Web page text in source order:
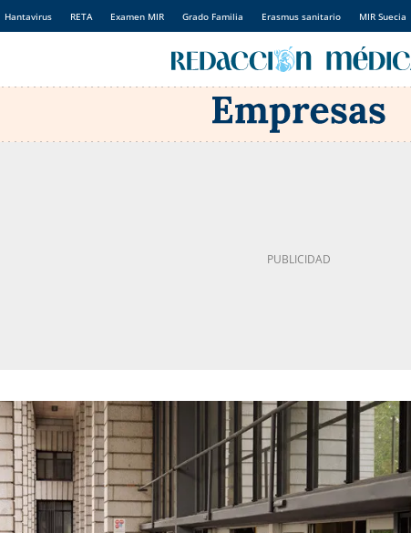
Hantavirus RETA Examen MIR Grado Familia Erasmus sanitario MIR Suecia